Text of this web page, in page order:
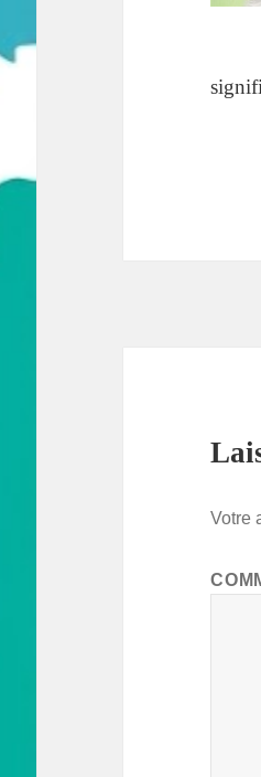
Votre